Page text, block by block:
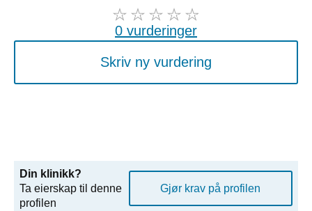
0 vurderinger
Skriv ny vurdering
Din klinikk?
Ta eierskap til denne
profilen
Gjør krav på profilen